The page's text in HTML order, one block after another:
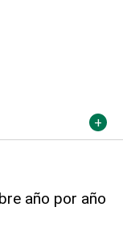
año por año